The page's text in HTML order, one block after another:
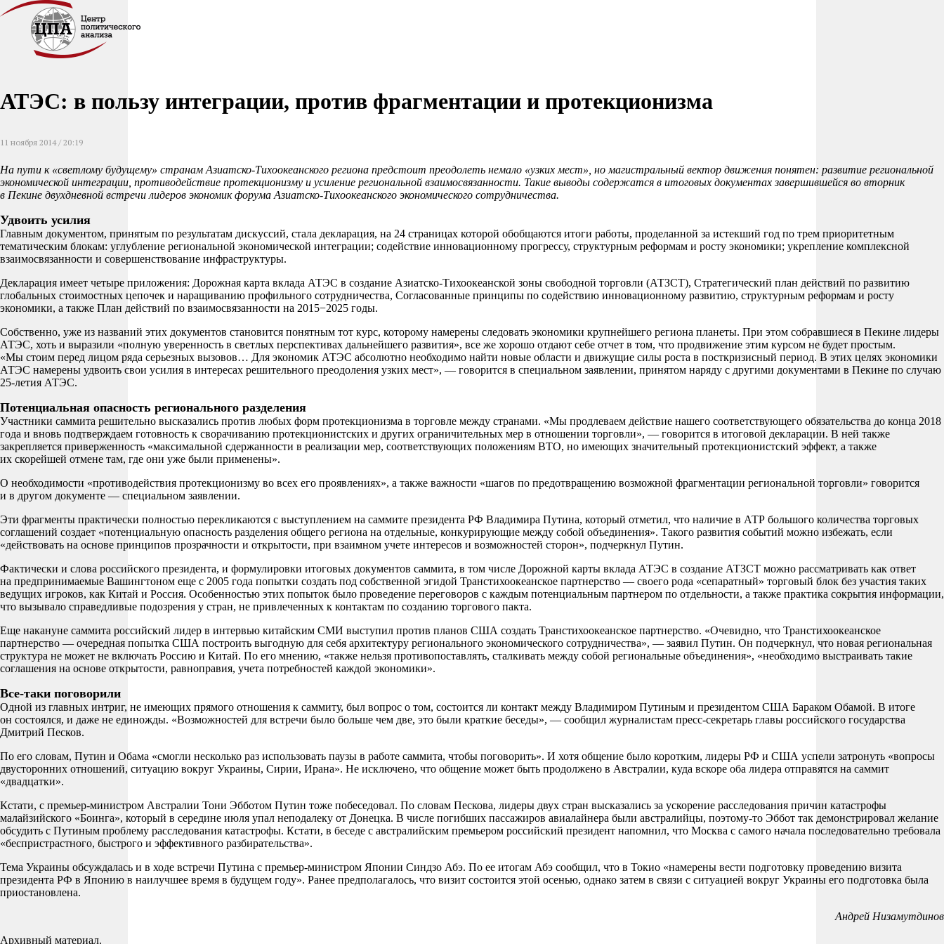
АТЭС: в пользу интеграции, против фрагментации и протекционизма
11 ноября 2014 / 20:19
На пути к «светлому будущему» странам Азиатско-Тихоокеанского региона предстоит преодолеть немало «узких мест», но магистральный вектор движения понятен: развитие региональной
экономической интеграции, противодействие протекционизму и усиление региональной взаимосвязанности. Такие выводы содержатся в итоговых документах завершившейся во вторник
в Пекине двухдневной встречи лидеров экономик форума Азиатско-Тихоокеанского экономического сотрудничества.
Удвоить усилия
Главным документом, принятым по результатам дискуссий, стала декларация, на 24 страницах которой обобщаются итоги работы, проделанной за истекший год по трем приоритетным
тематическим блокам: углубление региональной экономической интеграции; содействие инновационному прогрессу, структурным реформам и росту экономики; укрепление комплексной
взаимосвязанности и совершенствование инфраструктуры.
Декларация имеет четыре приложения: Дорожная карта вклада АТЭС в создание Азиатско-Тихоокеанской зоны свободной торговли (АТЗСТ), Стратегический план действий по развитию
глобальных стоимостных цепочек и наращиванию профильного сотрудничества, Согласованные принципы по содействию инновационному развитию, структурным реформам и росту
экономики, а также План действий по взаимосвязанности на 2015−2025 годы.
Собственно, уже из названий этих документов становится понятным тот курс, которому намерены следовать экономики крупнейшего региона планеты. При этом собравшиеся в Пекине лидеры
АТЭС, хоть и выразили «полную уверенность в светлых перспективах дальнейшего развития», все же хорошо отдают себе отчет в том, что продвижение этим курсом не будет простым.
«Мы стоим перед лицом ряда серьезных вызовов… Для экономик АТЭС абсолютно необходимо найти новые области и движущие силы роста в посткризисный период. В этих целях экономики
АТЭС намерены удвоить свои усилия в интересах решительного преодоления узких мест», — говорится в специальном заявлении, принятом наряду с другими документами в Пекине по случаю
25-летия АТЭС.
Потенциальная опасность регионального разделения
Участники саммита решительно высказались против любых форм протекционизма в торговле между странами. «Мы продлеваем действие нашего соответствующего обязательства до конца 2018
года и вновь подтверждаем готовность к сворачиванию протекционистских и других ограничительных мер в отношении торговли», — говорится в итоговой декларации. В ней также
закрепляется приверженность «максимальной сдержанности в реализации мер, соответствующих положениям ВТО, но имеющих значительный протекционистский эффект, а также
их скорейшей отмене там, где они уже были применены».
О необходимости «противодействия протекционизму во всех его проявлениях», а также важности «шагов по предотвращению возможной фрагментации региональной торговли» говорится
и в другом документе — специальном заявлении.
Эти фрагменты практически полностью перекликаются с выступлением на саммите президента РФ Владимира Путина, который отметил, что наличие в АТР большого количества торговых
соглашений создает «потенциальную опасность разделения общего региона на отдельные, конкурирующие между собой объединения». Такого развития событий можно избежать, если
«действовать на основе принципов прозрачности и открытости, при взаимном учете интересов и возможностей сторон», подчеркнул Путин.
Фактически и слова российского президента, и формулировки итоговых документов саммита, в том числе Дорожной карты вклада АТЭС в создание АТЗСТ можно рассматривать как ответ
на предпринимаемые Вашингтоном еще с 2005 года попытки создать под собственной эгидой Транстихоокеанское партнерство — своего рода «сепаратный» торговый блок без участия таких
ведущих игроков, как Китай и Россия. Особенностью этих попыток было проведение переговоров с каждым потенциальным партнером по отдельности, а также практика сокрытия информации,
что вызывало справедливые подозрения у стран, не привлеченных к контактам по созданию торгового пакта.
Еще накануне саммита российский лидер в интервью китайским СМИ выступил против планов США создать Транстихоокеанское партнерство. «Очевидно, что Транстихоокеанское
партнерство — очередная попытка США построить выгодную для себя архитектуру регионального экономического сотрудничества», — заявил Путин. Он подчеркнул, что новая региональная
структура не может не включать Россию и Китай. По его мнению, «также нельзя противопоставлять, сталкивать между собой региональные объединения», «необходимо выстраивать такие
соглашения на основе открытости, равноправия, учета потребностей каждой экономики».
Все-таки поговорили
Одной из главных интриг, не имеющих прямого отношения к саммиту, был вопрос о том, состоится ли контакт между Владимиром Путиным и президентом США Бараком Обамой. В итоге
он состоялся, и даже не единожды. «Возможностей для встречи было больше чем две, это были краткие беседы», — сообщил журналистам пресс-секретарь главы российского государства
Дмитрий Песков.
По его словам, Путин и Обама «смогли несколько раз использовать паузы в работе саммита, чтобы поговорить». И хотя общение было коротким, лидеры РФ и США успели затронуть «вопросы
двусторонних отношений, ситуацию вокруг Украины, Сирии, Ирана». Не исключено, что общение может быть продолжено в Австралии, куда вскоре оба лидера отправятся на саммит
«двадцатки».
Кстати, с премьер-министром Австралии Тони Эбботом Путин тоже побеседовал. По словам Пескова, лидеры двух стран высказались за ускорение расследования причин катастрофы
малайзийского «Боинга», который в середине июля упал неподалеку от Донецка. В числе погибших пассажиров авиалайнера были австралийцы, поэтому-то Эббот так демонстрировал желание
обсудить с Путиным проблему расследования катастрофы. Кстати, в беседе с австралийским премьером российский президент напомнил, что Москва с самого начала последовательно требовала
«беспристрастного, быстрого и эффективного разбирательства».
Тема Украины обсуждалась и в ходе встречи Путина с премьер-министром Японии Синдзо Абэ. По ее итогам Абэ сообщил, что в Токио «намерены вести подготовку проведению визита
президента РФ в Японию в наилучшее время в будущем году». Ранее предполагалось, что визит состоится этой осенью, однако затем в связи с ситуацией вокруг Украины его подготовка была
приостановлена.
Андрей Низамутдинов
Архивный материал.